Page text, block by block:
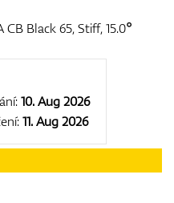
Black 65, Stiff, 15.0°
10. Aug 2026
11. Aug 2026